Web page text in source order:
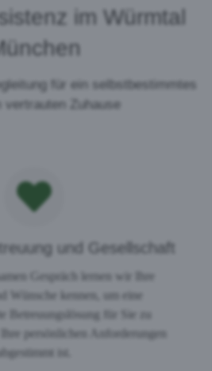
im Würmtal
für ein selbstbestimmtes
vertrauten Zuhause
und Gesellschaft
Gespräch lernen wir Ihre
Wünsche kennen, um eine
Betreuungslösung für Sie zu
persönlichen Anforderungen
ist.